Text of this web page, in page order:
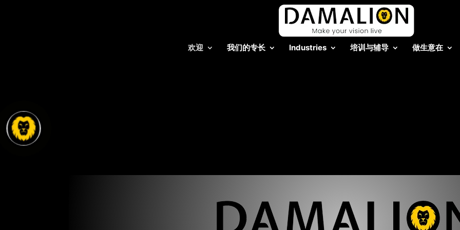
欢迎 我们的专长 Industries 培训与辅导 做生意在